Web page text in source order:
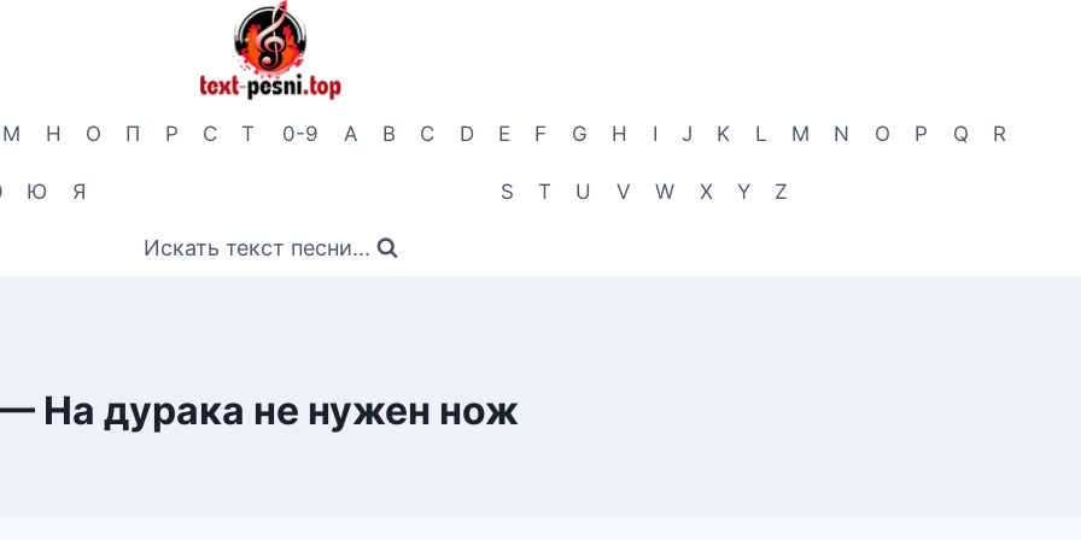
М Н О П Р С Т
Ю Я
0-9 A B C D E F G H I J K L M N O P Q R
S T U V W X Y Z
Искать текст песни...
На дурака не нужен нож